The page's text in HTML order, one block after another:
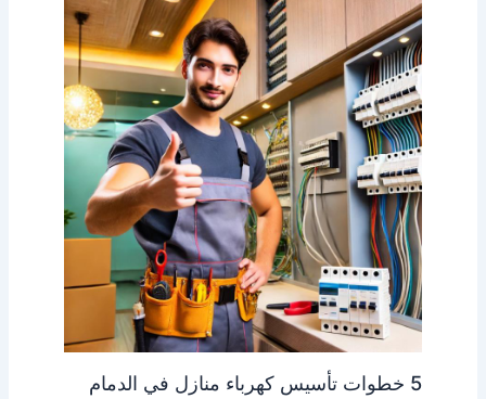
5 خطوات تأسيس كهرباء منازل في الدمام